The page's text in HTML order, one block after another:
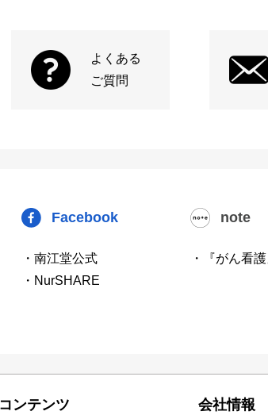
よくある
ご質問
Facebook
・南江堂公式
・NurSHARE
note
・『がん看
ンテンツ 会社情報